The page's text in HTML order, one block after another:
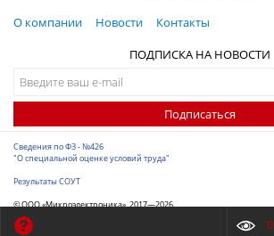
О компании Новости
Контакты
ПОДПИСКА НА НОВОСТИ
Подписаться
Сведения по ФЗ - №426
"О специальной оценке условий труда"
Результаты СОУТ
© ООО «Микроэлектроника», 2017—2026
Разработка сайта
0